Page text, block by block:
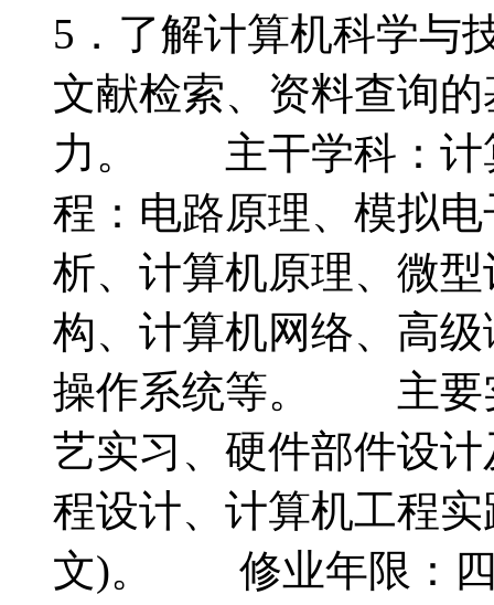
5．了解计算机科学
文献检索、资料查询
力。 主干学科：
程：电路原理、模拟
析、计算机原理、微
构、计算机网络、高
操作系统等。 主要
艺实习、硬件部件设
程设计、计算机工程
文)。 修业年限：